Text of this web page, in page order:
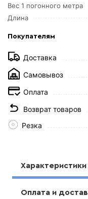
Вес 1 погонного метра
Длина
Покупателям
Доставка
Самовывоз
Оплата
Возврат товаров
Резка
Оплата и